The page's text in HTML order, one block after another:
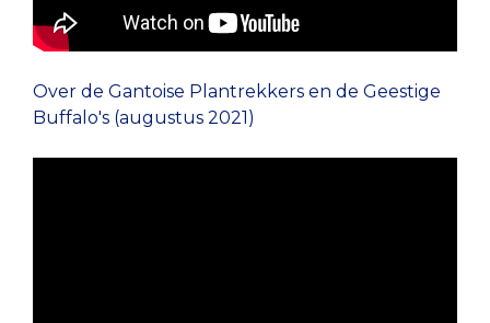
Over de Gantoise Plantrekkers en de Geestige
Buffalo's (augustus 2021)